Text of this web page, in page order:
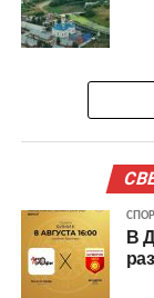
СПОРТ
В